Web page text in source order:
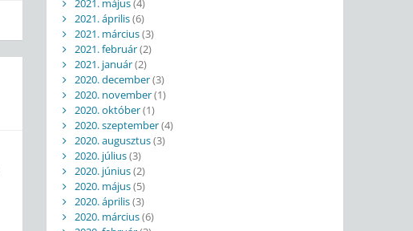
2021. május(4)
2021. április(6)
2021. március(3)
2021. február(2)
2021. január(2)
2020. december(3)
2020. november(1)
2020. október(1)
2020. szeptember(4)
2020. augusztus(3)
2020. július(3)
2020. június(2)
2020. május(5)
2020. április(3)
2020. március(6)